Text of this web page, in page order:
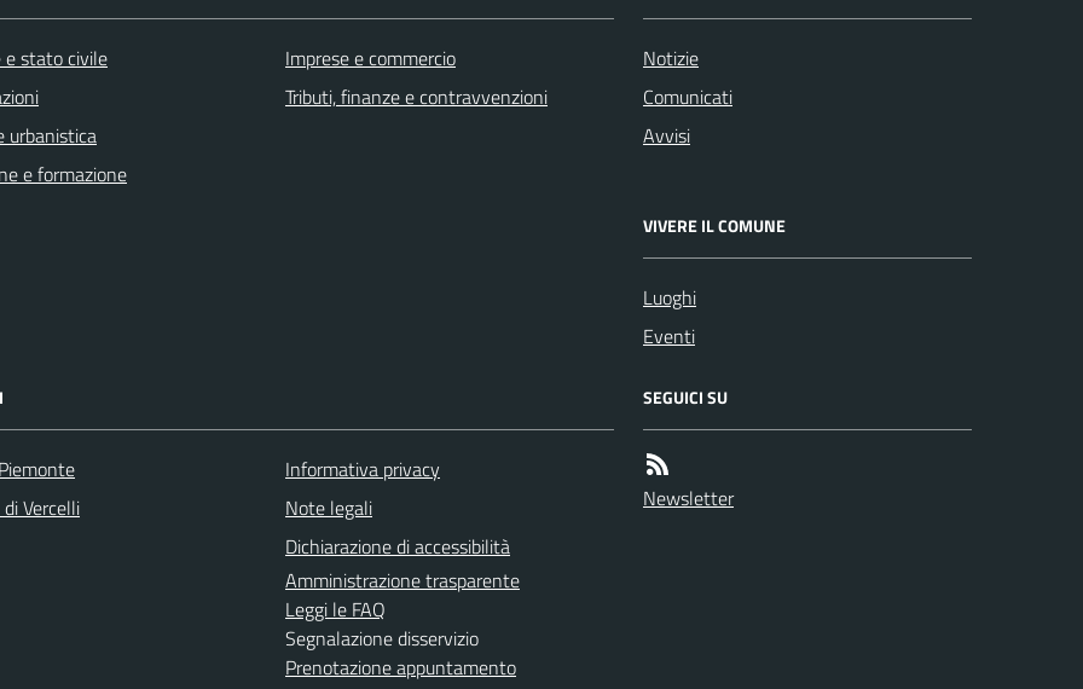
e stato civile
urbanistica
e formazione
Imprese e commercio
Tributi, finanze e contravvenzioni
Notizie
Comunicati
Avvisi
VIVERE IL COMUNE
Luoghi
Eventi
Vercelli
Informativa privacy
Note legali
Dichiarazione di accessibilità
Amministrazione trasparente
Leggi le FAQ
Segnalazione disservizio
Prenotazione appuntamento
SEGUICI SU
Newsletter